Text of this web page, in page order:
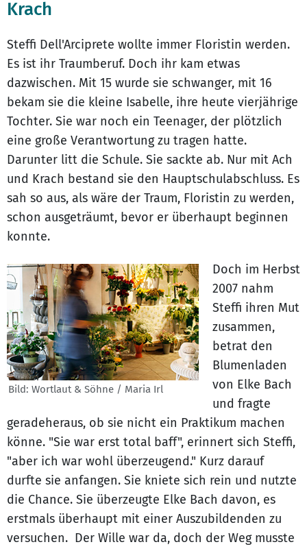
Krach
Steffi Dell'Arciprete wollte immer Floristin werden.
Es ist ihr Traumberuf. Doch ihr kam etwas
dazwischen. Mit 15 wurde sie schwanger, mit 16
bekam sie die kleine Isabelle, ihre heute vierjährige
Tochter. Sie war noch ein Teenager, der plötzlich
eine große Verantwortung zu tragen hatte.
Darunter litt die Schule. Sie sackte ab. Nur mit Ach
und Krach bestand sie den Hauptschulabschluss. Es
sah so aus, als wäre der Traum, Floristin zu werden,
schon ausgeträumt, bevor er überhaupt beginnen
konnte.
Bild: Wortlaut & Söhne / Maria Irl
Doch im Herbst
2007 nahm
Steffi ihren Mut
zusammen,
betrat den
Blumenladen
von Elke Bach
und fragte
geradeheraus, ob sie nicht ein Praktikum machen
könne. "Sie war erst total baff", erinnert sich Steffi,
"aber ich war wohl überzeugend." Kurz darauf
durfte sie anfangen. Sie kniete sich rein und nutzte
die Chance. Sie überzeugte Elke Bach davon, es
erstmals überhaupt mit einer Auszubildenden zu
versuchen. Der Wille war da, doch der Weg musste